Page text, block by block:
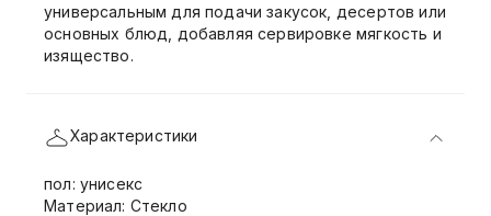
универсальным для подачи закусок, десертов или
основных блюд, добавляя сервировке мягкость и
изящество.
Характеристики
пол: унисекс
Материал: Стекло